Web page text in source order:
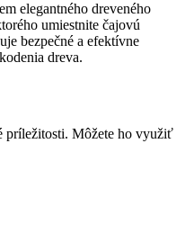
elegantného dreveného
umiestnite čajovú
bezpečné a efektívne
dreva.
príležitosti. Môžete ho využiť